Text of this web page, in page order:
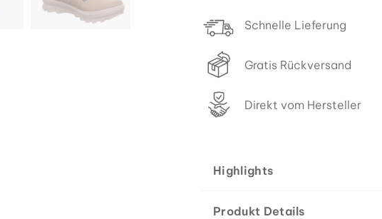
Schnelle Lieferung
Gratis Rückversand
Direkt vom Hersteller
Highlights
Produkt Details